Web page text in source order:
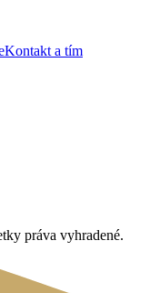
Kontakt a tím
práva vyhradené.